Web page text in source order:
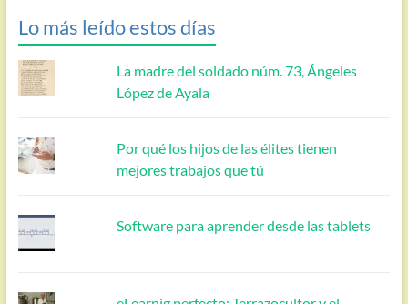
Lo más leído estos días
La madre del soldado núm. 73, Ángeles
López de Ayala
Por qué los hijos de las élites tienen
mejores trabajos que tú
Software para aprender desde las tablets